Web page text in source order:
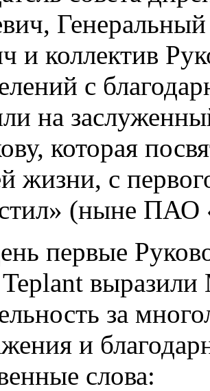
и коллектив
с
на
которая
жизни, с
(ныне ПАО
первые
за
и
слова: